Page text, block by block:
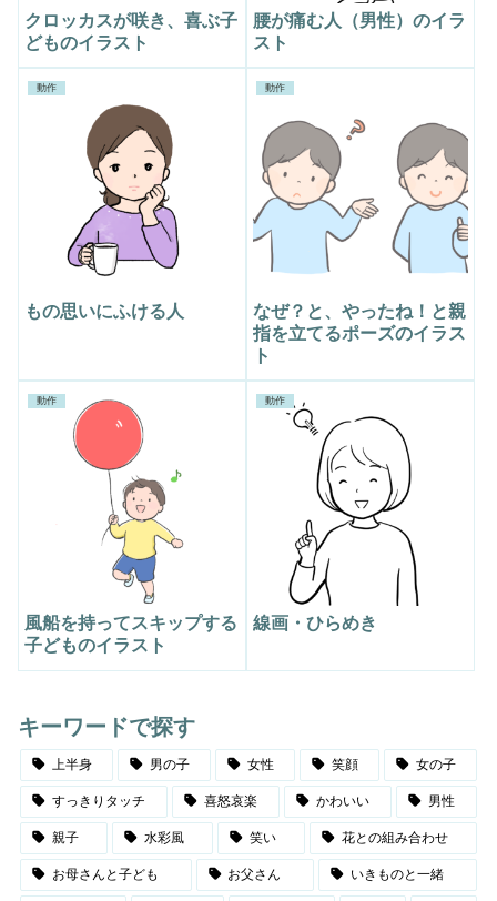
クロッカスが咲き、喜ぶ子
どものイラスト
腰が痛む人（男性）のイラ
スト
動作
もの思いにふける人
動作
なぜ？と、やったね！と親
指を立てるポーズのイラス
ト
動作
風船を持ってスキップする
子どものイラスト
動作
線画・ひらめき
キーワードで探す
上半身 男の子 女性 笑顔 女の子
すっきりタッチ 喜怒哀楽 かわいい 男性
親子 水彩風 笑い 花との組み合わせ
お母さんと子ども お父さん いきものと一緒